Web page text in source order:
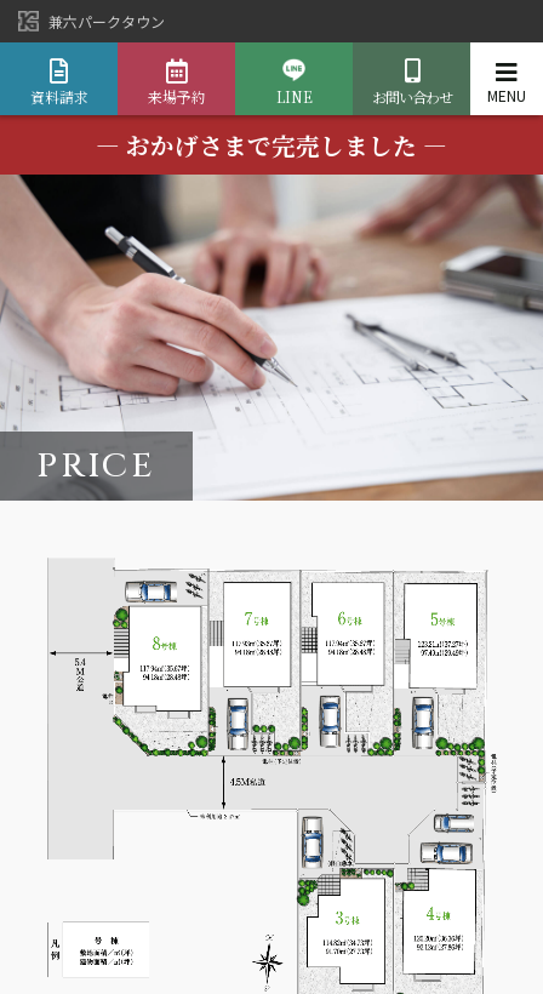
兼六パークタウン
資料請求 来場予約 LINE お問い合わせ
― おかげさまで完売しました ―
PRICE